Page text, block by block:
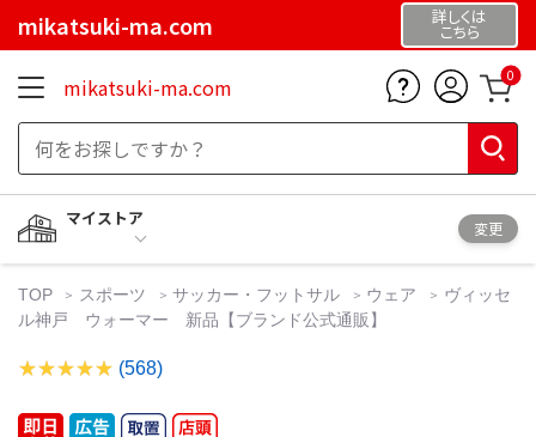
mikatsuki-ma.com 詳しくは
こちら
mikatsuki-ma.com 0
マイストア
変更
TOP スポーツ サッカー・フットサル ウェア
ヴィッセ
ル神戸 ウォーマー 新品【ブランド公式通販】
(568)